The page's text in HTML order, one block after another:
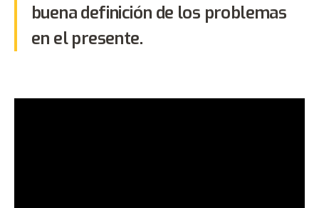
buena definición de los problemas
en el presente.